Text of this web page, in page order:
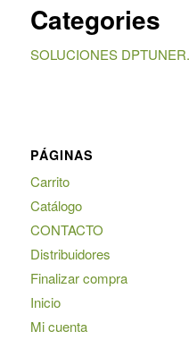
Categories
SOLUCIONES
PÁGINAS
Carrito
Catálogo
CONTACTO
Distribuidores
Finalizar compra
Inicio
Mi cuenta